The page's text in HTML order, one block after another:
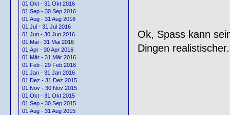
01.Okt - 31 Okt 2016
01.Sep - 30 Sep 2016
01.Aug - 31 Aug 2016
01.Jul - 31 Jul 2016
01.Jun - 30 Jun 2016
01.Mai - 31 Mai 2016
01.Apr - 30 Apr 2016
01.Mär - 31 Mär 2016
01.Feb - 29 Feb 2016
01.Jan - 31 Jan 2016
01.Dez - 31 Dez 2015
01.Nov - 30 Nov 2015
01.Okt - 31 Okt 2015
01.Sep - 30 Sep 2015
01.Aug - 31 Aug 2015
Ok, Spass kann
Dingen realistischer.